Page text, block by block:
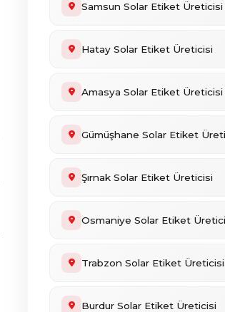
Samsun Solar Etiket Üreticisi
Hatay Solar Etiket Üreticisi
Amasya Solar Etiket Üreticisi
Gümüşhane Solar Etiket
Şırnak Solar Etiket Üreticisi
Osmaniye Solar Etiket
Trabzon Solar Etiket Üreticisi
Burdur Solar Etiket Üreticisi